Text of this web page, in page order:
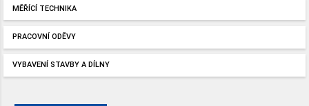
MĚŘÍCÍ TECHNIKA
PRACOVNÍ ODĚVY
VYBAVENÍ STAVBY A DÍLNY